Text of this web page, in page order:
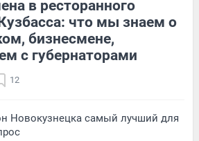
в ресторанного
что мы знаем о
бизнесмене,
с губернаторами
12
Новокузнецка самый лучший для